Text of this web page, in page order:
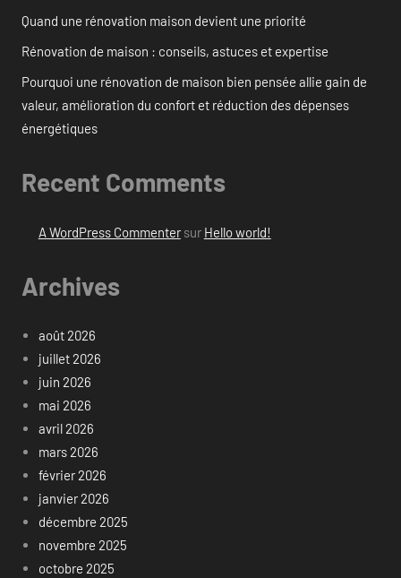
Quand une rénovation maison devient une priorité
Rénovation de maison : conseils, astuces et expertise
Pourquoi une rénovation de maison bien pensée allie gain de
valeur, amélioration du confort et réduction des dépenses
énergétiques
Recent Comments
A WordPress Commentersur Hello world!
Archives
août 2026
juillet 2026
juin 2026
mai 2026
avril 2026
mars 2026
février 2026
janvier 2026
décembre 2025
novembre 2025
octobre 2025